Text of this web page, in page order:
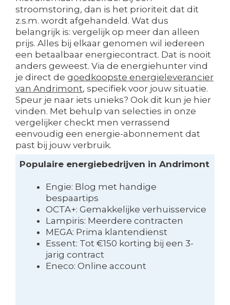
stroomstoring, dan is het prioriteit dat dit
z.s.m. wordt afgehandeld. Wat dus
belangrijk is: vergelijk op meer dan alleen
prijs. Alles bij elkaar genomen wil iedereen
een betaalbaar energiecontract. Dat is nooit
anders geweest. Via de energiehunter vind
je direct de goedkoopste energieleverancier
van Andrimont, specifiek voor jouw situatie.
Speur je naar iets unieks? Ook dit kun je hier
vinden. Met behulp van selecties in onze
vergelijker checkt men verrassend
eenvoudig een energie-abonnement dat
past bij jouw verbruik.
Populaire energiebedrijven in Andrimont
Engie: Blog met handige
bespaartips
OCTA+: Gemakkelijke verhuisservice
Lampiris: Meerdere contracten
MEGA: Prima klantendienst
Essent: Tot €150 korting bij een 3-
jarig contract
Eneco: Online account